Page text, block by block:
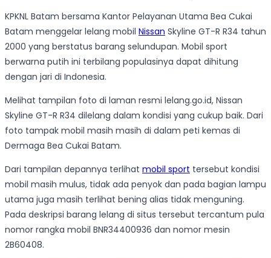
KPKNL Batam bersama Kantor Pelayanan Utama Bea Cukai
Batam menggelar lelang mobil Nissan Skyline GT-R R34 tahun
2000 yang berstatus barang selundupan. Mobil sport
berwarna putih ini terbilang populasinya dapat dihitung
dengan jari di Indonesia.
Melihat tampilan foto di laman resmi lelang.go.id, Nissan
Skyline GT-R R34 dilelang dalam kondisi yang cukup baik. Dari
foto tampak mobil masih masih di dalam peti kemas di
Dermaga Bea Cukai Batam.
Dari tampilan depannya terlihat mobil sport tersebut kondisi
mobil masih mulus, tidak ada penyok dan pada bagian lampu
utama juga masih terlihat bening alias tidak menguning.
Pada deskripsi barang lelang di situs tersebut tercantum pula
nomor rangka mobil BNR34400936 dan nomor mesin
2B60408.